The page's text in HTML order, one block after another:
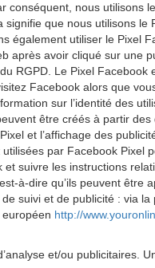
nous utilisons
que nous utilisons
également utiliser le Pixel
après avoir cliqué sur une
RGPD. Le Pixel
Facebook alors que
sur l’identité des
être créés à partir
et l’affichage des
par Facebook Pixel
suivre les instructions
à-dire qu’ils peuvent être
suivi et de publicité : via
http://
et/ou publicitaires.